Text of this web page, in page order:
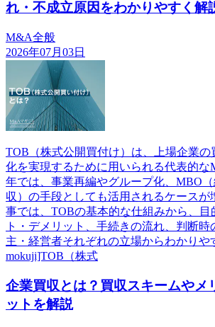
れ・不成立原因をわかりやすく解
M&A全般
2026年07月03日
TOB（株式公開買付け）は、上場企業の
化を実現するために用いられる代表的
年では、事業再編やグループ化、MBO
収）の手段としても活用されるケースが
事では、TOBの基本的な仕組みから、目
ト・デメリット、手続きの流れ、判断
主・経営者それぞれの立場からわかりや
mokuji]TOB（株式
企業買収とは？買収スキームやメ
ットを解説